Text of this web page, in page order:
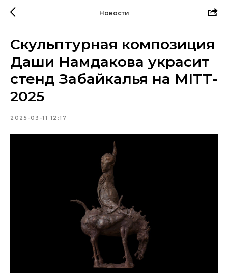
Новости
Скульптурная композиция
Даши Намдакова украсит
стенд Забайкалья на MITT-
2025
2025-03-11 12:17